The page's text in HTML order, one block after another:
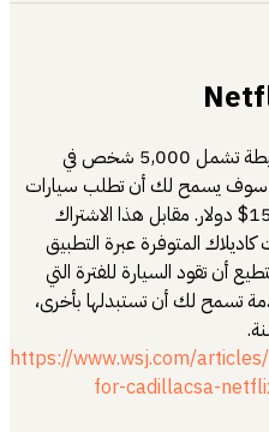
بدأت شركة جنرال موتورز في تجربة بسيطة تشمل 5,000 شخص في
نيويورك. تطبيق Book by Cadillac سوف يسمح لك أن تطلب سيارات
كاديلاك مقابل رسم شهري بقيمة 1500$ دولار. مقابل هذا الاشتراك
المتوفرة عبرة التطبيق
أن تقود السيارة للفترة التي
تسمح لك أن تستبدلها بأخرى،
https://www.wsj.com/
for-cadillacsa-